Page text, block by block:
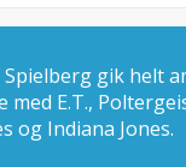
Spielberg gik helt
med E.T.,
og Indiana Jones.